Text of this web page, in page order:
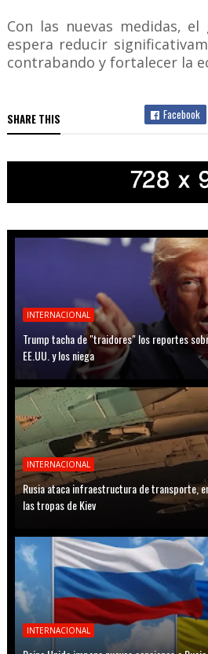
Con las nuevas medidas,
espera reducir
contrabando y fortalecer la
SHARE THIS Facebook
INTERNACIONAL
Trump tacha de "traidores" los reportes
EE.UU. y los niega
INTERNACIONAL
Rusia ataca infraestructura de transporte,
las tropas de Kiev
INTERNACIONAL